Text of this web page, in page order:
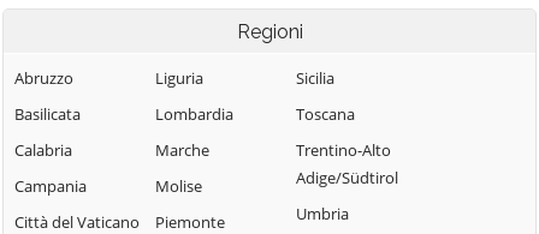
Godego
Tomba
Cessalto
Chiarano
Cimadolmo
Cison di
Montebelluna
Moriago della
Battaglia
Motta di
Livenza
Nervesa della
Sarmede
Sernaglia della
Battaglia
Silea
Spresiano
Susegana
Regioni
Abruzzo
Basilicata
Calabria
Campania
Città del Vaticano
Liguria
Lombardia
Marche
Molise
Piemonte
Sicilia
Toscana
Trentino-Alto
Adige/Südtirol
Umbria